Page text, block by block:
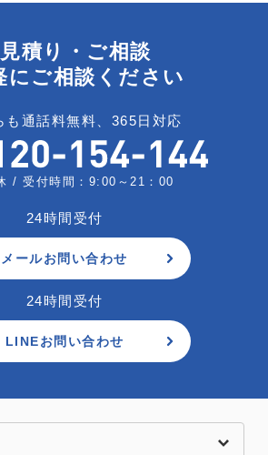
積り・ご相談
にご相談ください
も通話料無料、365日対応
/ 受付時間：9:00～21：00
24時間受付
メールお問い合わせ
24時間受付
LINEお問い合わせ